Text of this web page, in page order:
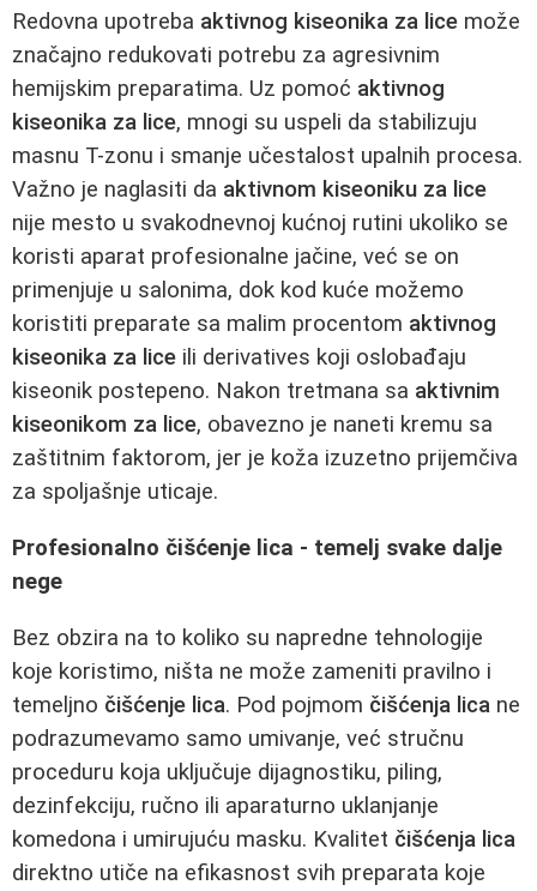
Redovna upotreba aktivnog kiseonika za lice može
značajno redukovati potrebu za agresivnim
hemijskim preparatima. Uz pomoć aktivnog
kiseonika za lice, mnogi su uspeli da stabilizuju
masnu T-zonu i smanje učestalost upalnih procesa.
Važno je naglasiti da aktivnom kiseoniku za lice
nije mesto u svakodnevnoj kućnoj rutini ukoliko se
koristi aparat profesionalne jačine, već se on
primenjuje u salonima, dok kod kuće možemo
koristiti preparate sa malim procentom aktivnog
kiseonika za lice ili derivatives koji oslobađaju
kiseonik postepeno. Nakon tretmana sa aktivnim
kiseonikom za lice, obavezno je naneti kremu sa
zaštitnim faktorom, jer je koža izuzetno prijemčiva
za spoljašnje uticaje.
Profesionalno čišćenje lica - temelj svake dalje
nege
Bez obzira na to koliko su napredne tehnologije
koje koristimo, ništa ne može zameniti pravilno i
temeljno čišćenje lica. Pod pojmom čišćenja lica ne
podrazumevamo samo umivanje, već stručnu
proceduru koja uključuje dijagnostiku, piling,
dezinfekciju, ručno ili aparaturno uklanjanje
komedona i umirujuću masku. Kvalitet čišćenja lica
direktno utiče na efikasnost svih preparata koje